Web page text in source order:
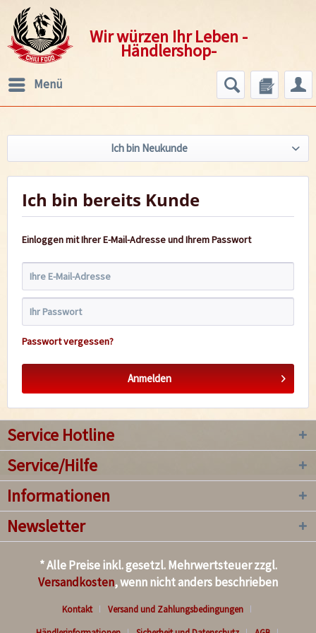
Wir würzen Ihr Leben -
Händlershop-
Menü
Ich bin Neukunde
Ich bin bereits Kunde
Einloggen mit Ihrer E-Mail-Adresse und Ihrem Passwort
Passwort vergessen?
Anmelden
Service Hotline
Service/Hilfe
Informationen
Newsletter
* Alle Preise inkl. gesetzl. Mehrwertsteuer zzgl.
Versandkosten, wenn nicht anders beschrieben
Kontakt
Versand und Zahlungsbedingungen